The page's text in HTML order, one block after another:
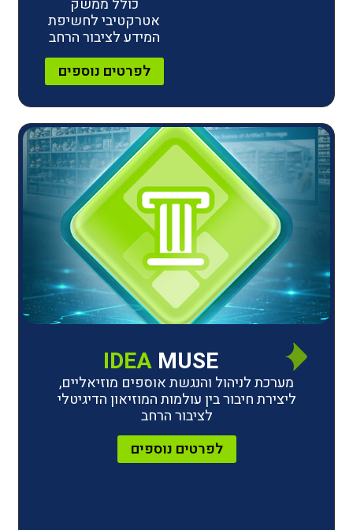
אטרקטיבי לחשיפת
המידע לציבור הרחב
IDEA MUSE
והנגשת אוספים מוזיאליים,
בין עולמות המוזיאון הדיגיטלי